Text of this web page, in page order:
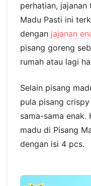
perhatian,
Madu Pasti ini
dengan jajanan
pisang goreng
rumah atau lagi
Selain pisang
pula pisang
sama-sama
madu di Pisang
dengan isi 4 pcs.